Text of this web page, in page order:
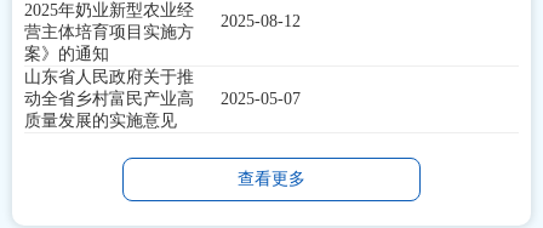
2025年奶业新型农业经
营主体培育项目实施方
案》的通知
2025-08-12
山东省人民政府关于推
动全省乡村富民产业高
质量发展的实施意见
2025-05-07
查看更多